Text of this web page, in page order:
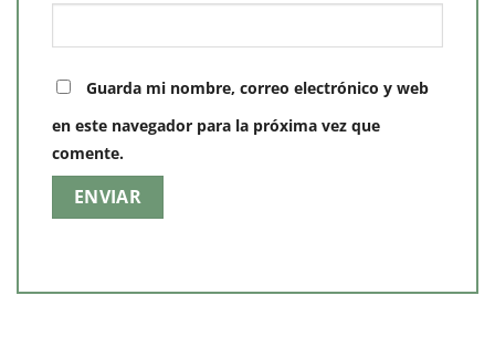
Guarda mi nombre, correo electrónico y web
en este navegador para la próxima vez que
comente.